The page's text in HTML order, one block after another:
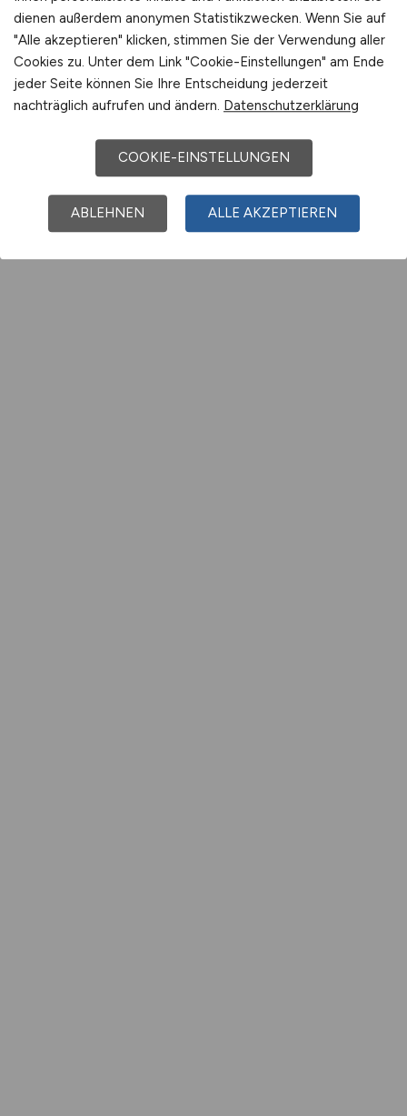
dienen außerdem anonymen Statistikzwecken. Wenn Sie auf
"Alle akzeptieren" klicken, stimmen Sie der Verwendung aller
Cookies zu. Unter dem Link "Cookie-Einstellungen" am Ende
jeder Seite können Sie Ihre Entscheidung jederzeit
nachträglich aufrufen und ändern. Datenschutzerklärung
COOKIE-EINSTELLUNGEN
ABLEHNEN ALLE AKZEPTIEREN